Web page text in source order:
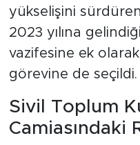
yükselişini
2023 yılına
vazifesine ek
görevine de seçildi.
Sivil Toplum
Camiasındaki